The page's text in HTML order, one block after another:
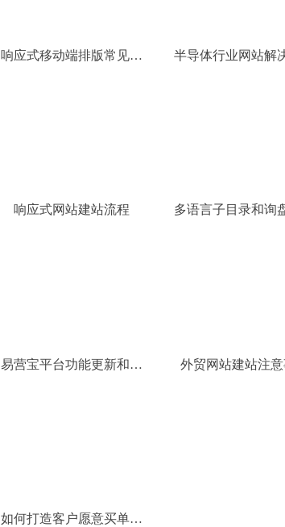
响应式移动端排版常见问
半导体行业网站解
响应式网站建站流程
多语言子目录和询
易营宝平台功能更新和优
外贸网站建站注
如何打造客户愿意买单的